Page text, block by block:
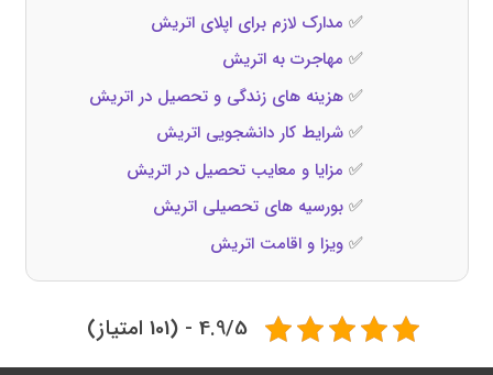
✅ مدارک لازم برای اپلای اتریش
✅ مهاجرت به اتریش
✅هزینه‌ های زندگی و تحصیل در اتریش
✅شرایط کار دانشجویی اتریش
✅ مزایا و معایب تحصیل در اتریش
✅بورسیه‌ های تحصیلی اتریش
✅ویزا و اقامت اتریش
4.9/5 - (101 امتیاز)